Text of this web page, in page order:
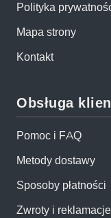
Polityka
Mapa strony
Kontakt
Obsługa
Pomoc i FAQ
Metody dostawy
Sposoby płatności
Zwroty i reklamacje